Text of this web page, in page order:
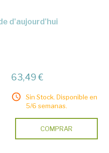
d'aujourd'hui
63,49 €
Sin Stock. Disponible en
5/6 semanas.
COMPRAR